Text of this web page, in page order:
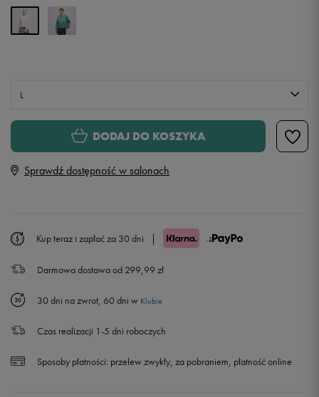
L
Powiadom o dostępności
S Powiadom o dostępności
DODAJ DO KOSZYKA
Sprawdź dostępność w salonach
Kup teraz i zapłać za 30 dni |
Darmowa dostawa od 299,99 zł
30 dni na zwrot, 60 dni w Klubie
Czas realizacji 1-5 dni roboczych
Sposoby płatności: przelew zwykły, za pobraniem, płatność online